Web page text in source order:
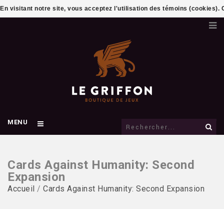
MENU
Cards Against Humanity: Second
Expansion
Accueil / Cards Against Humanity: Second Expansion
En visitant notre site, vous acceptez l'utilisation des témoins